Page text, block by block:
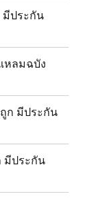
มีประกัน
หลมฉบัง
ก มีประกัน
มีประกัน